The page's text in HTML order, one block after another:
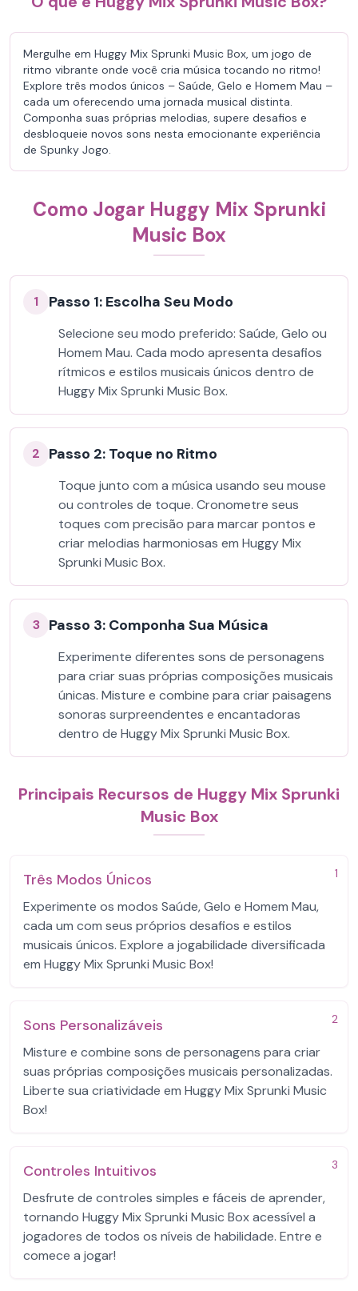
Mergulhe em Huggy Mix Sprunki Music Box, um jogo de
ritmo vibrante onde você cria música tocando no ritmo!
Explore três modos únicos – Saúde, Gelo e Homem Mau –
cada um oferecendo uma jornada musical distinta.
Componha suas próprias melodias, supere desafios e
desbloqueie novos sons nesta emocionante experiência
de Spunky Jogo.
Como Jogar Huggy Mix Sprunki
Music Box
1 Passo 1: Escolha Seu Modo
Selecione seu modo preferido: Saúde, Gelo ou
Homem Mau. Cada modo apresenta desafios
rítmicos e estilos musicais únicos dentro de
Huggy Mix Sprunki Music Box.
2 Passo 2: Toque no Ritmo
Toque junto com a música usando seu mouse
ou controles de toque. Cronometre seus
toques com precisão para marcar pontos e
criar melodias harmoniosas em Huggy Mix
Sprunki Music Box.
3 Passo 3: Componha Sua Música
Experimente diferentes sons de personagens
para criar suas próprias composições musicais
únicas. Misture e combine para criar paisagens
sonoras surpreendentes e encantadoras
dentro de Huggy Mix Sprunki Music Box.
Principais Recursos de Huggy Mix Sprunki
Music Box
1
Três Modos Únicos
Experimente os modos Saúde, Gelo e Homem Mau,
cada um com seus próprios desafios e estilos
musicais únicos. Explore a jogabilidade diversificada
em Huggy Mix Sprunki Music Box!
2
Sons Personalizáveis
Misture e combine sons de personagens para criar
suas próprias composições musicais personalizadas.
Liberte sua criatividade em Huggy Mix Sprunki Music
Box!
3
Controles Intuitivos
Desfrute de controles simples e fáceis de aprender,
tornando Huggy Mix Sprunki Music Box acessível a
jogadores de todos os níveis de habilidade. Entre e
comece a jogar!